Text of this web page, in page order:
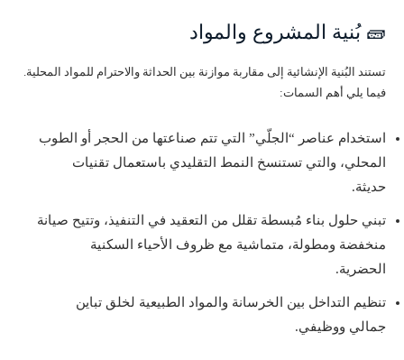
🧱 بُنية المشروع والمواد
تستند البُنية الإنشائية إلى مقاربة موازنة بين الحداثة والاحترام للمواد المحلية.
فيما يلي أهم السمات:
استخدام عناصر “الجلّي” التي تتم صناعتها من الحجر أو الطوب
المحلي، والتي تستنسخ النمط التقليدي باستعمال تقنيات
حديثة.
تبني حلول بناء مُبسطة تقلل من التعقيد في التنفيذ، وتتيح صيانة
منخفضة ومطولة، متماشية مع ظروف الأحياء السكنية
الحضرية.
تنظيم التداخل بين الخرسانة والمواد الطبيعية لخلق تباين
جمالي ووظيفي.